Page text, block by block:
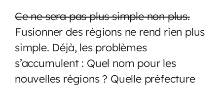
Ce ne sera pas plus simple non plus.
Fusionner des régions ne rend rien plus
simple. Déjà, les problèmes
s’accumulent : Quel nom pour les
nouvelles régions ? Quelle préfecture